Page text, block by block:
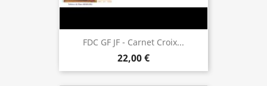
FDC GF JF - Carnet Croix...
22,00 €